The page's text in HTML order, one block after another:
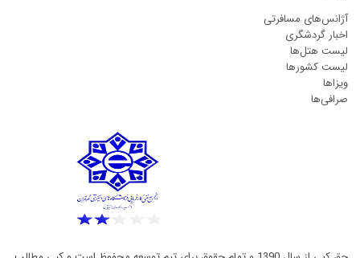
آژانس‌های مسافرتی
اخبار گردشگری
لیست هتل‌ها
لیست کشورها
ویزاها
صرافی‌ها